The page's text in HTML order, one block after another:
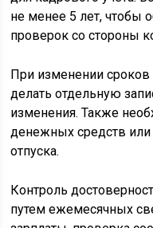
не менее 5 лет, чтобы
проверок со стороны
При изменении сроков
делать отдельную
изменения. Также
денежных средств или
отпуска.
Контроль
путем ежемесячных